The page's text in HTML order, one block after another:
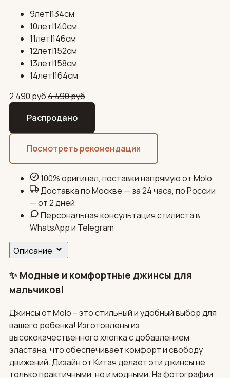
9лет|134см
10лет|140см
11лет|146см
12лет|152см
13лет|158см
14лет|164см
2 490 руб4 490руб
Распродано
Посмотреть рекомендации
100% оригинал, поставки напрямую от Molo
Доставка по Москве — за 24 часа, по России
— от 2 дней
Персональная консультация стилиста в
WhatsApp и Telegram
Описание
✨ Модные и комфортные джинсы для
мальчиков!
Джинсы от Molo – это стильный и удобный выбор для
вашего ребенка! Изготовлены из
высококачественного хлопка с добавлением
эластана, что обеспечивает комфорт и свободу
движений. Дизайн от Китая делает эти джинсы не
только практичными, но и модными. На фотографии